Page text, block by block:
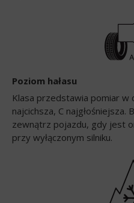
Poziom hałasu
Klasa przedstawia pomiar w
najcichsza, C
zewnątrz pojazdu, gdy jest
przy wyłączonym silniku.